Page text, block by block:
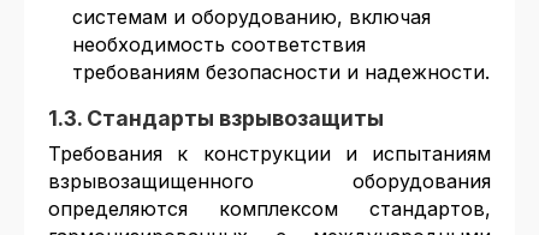
системам и оборудованию, включая
необходимость соответствия
требованиям безопасности и надежности.
1.3. Стандарты взрывозащиты
Требования к конструкции и испытаниям
взрывозащищенного оборудования
определяются комплексом стандартов,